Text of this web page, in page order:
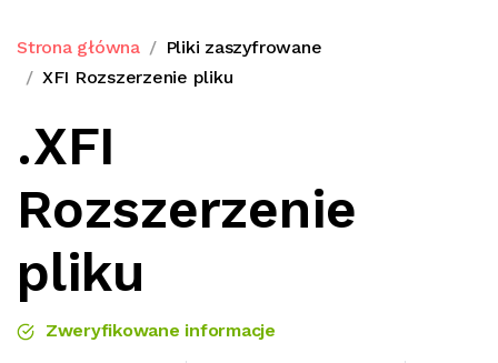
Strona główna
Pliki zaszyfrowane
XFI Rozszerzenie pliku
.XFI
Rozszerzenie
pliku
Zweryfikowane informacje